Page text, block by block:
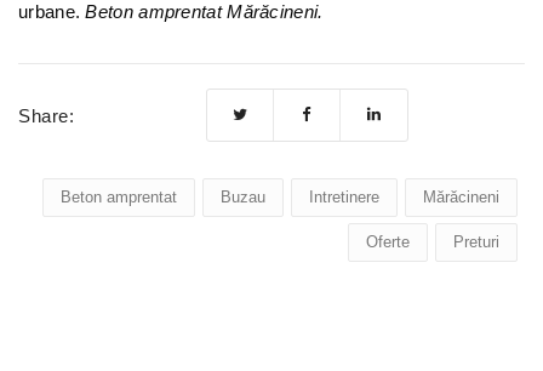
urbane.Beton amprentat Mărăcineni.
Share:
Beton amprentat Buzau Intretinere Mărăcineni
Oferte Preturi